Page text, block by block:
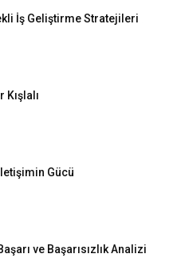
İş Geliştirme Stratejileri
Kışlalı
Gücü
ve Başarısızlık Analizi